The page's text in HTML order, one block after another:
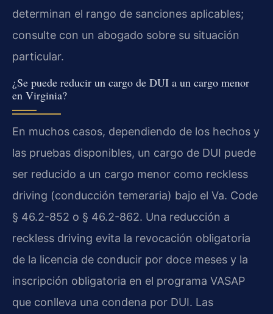
determinan el rango de sanciones aplicables;
consulte con un abogado sobre su situación
particular.
¿Se puede reducir un cargo de DUI a un cargo menor
en Virginia?
En muchos casos, dependiendo de los hechos y
las pruebas disponibles, un cargo de DUI puede
ser reducido a un cargo menor como reckless
driving (conducción temeraria) bajo el Va. Code
§ 46.2-852 o § 46.2-862. Una reducción a
reckless driving evita la revocación obligatoria
de la licencia de conducir por doce meses y la
inscripción obligatoria en el programa VASAP
que conlleva una condena por DUI. Las